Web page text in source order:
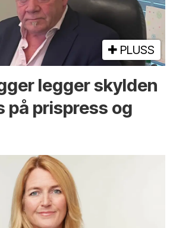
PLUSS
legger skylden
på prispress og